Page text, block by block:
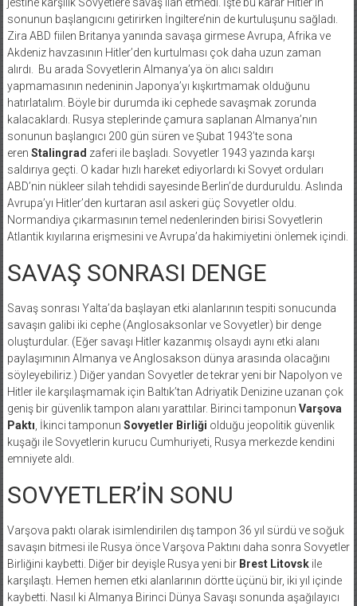
sonunun başlangıcını getirirken İngiltere’nin de kurtuluşunu sağladı.
Zira ABD fiilen Britanya yanında savaşa girmese Avrupa, Afrika ve
Akdeniz havzasının Hitler’den kurtulması çok daha uzun zaman
alırdı. Bu arada Sovyetlerin Almanya’ya ön alıcı saldırı
yapmamasının nedeninin Japonya’yı kışkırtmamak olduğunu
hatırlatalım. Böyle bir durumda iki cephede savaşmak zorunda
kalacaklardı. Rusya steplerinde çamura saplanan Almanya’nın
sonunun başlangıcı 200 gün süren ve Şubat 1943’te sona
eren Stalingrad zaferi ile başladı. Sovyetler 1943 yazında karşı
saldırıya geçti. O kadar hızlı hareket ediyorlardı ki Sovyet orduları
ABD’nin nükleer silah tehdidi sayesinde Berlin’de durduruldu. Aslında
Avrupa’yı Hitler’den kurtaran asıl askeri güç Sovyetler oldu.
Normandiya çıkarmasının temel nedenlerinden birisi Sovyetlerin
Atlantik kıyılarına erişmesini ve Avrupa’da hakimiyetini önlemek içindi.
SAVAŞ SONRASI DENGE
Savaş sonrası Yalta’da başlayan etki alanlarının tespiti sonucunda
savaşın galibi iki cephe (Anglosaksonlar ve Sovyetler) bir denge
oluşturdular. (Eğer savaşı Hitler kazanmış olsaydı aynı etki alanı
paylaşımının Almanya ve Anglosakson dünya arasında olacağını
söyleyebiliriz.) Diğer yandan Sovyetler de tekrar yeni bir Napolyon ve
Hitler ile karşılaşmamak için Baltık’tan Adriyatik Denizine uzanan çok
geniş bir güvenlik tampon alanı yarattılar. Birinci tamponun Varşova
Paktı , İkinci tamponun Sovyetler Birliği olduğu jeopolitik güvenlik
kuşağı ile Sovyetlerin kurucu Cumhuriyeti, Rusya merkezde kendini
emniyete aldı.
SOVYETLER’İN SONU
Varşova paktı olarak isimlendirilen dış tampon 36 yıl sürdü ve soğuk
savaşın bitmesi ile Rusya önce Varşova Paktını daha sonra Sovyetler
Birliğini kaybetti. Diğer bir deyişle Rusya yeni bir Brest Litovskile
karşılaştı. Hemen hemen etki alanlarının dörtte üçünü bir, iki yıl içinde
kaybetti. Nasıl ki Almanya Birinci Dünya Savaşı sonunda aşağılayıcı